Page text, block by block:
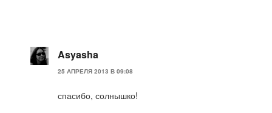
Asyasha
25 АПРЕЛЯ 2013 В 09:08
спасибо, солнышко!